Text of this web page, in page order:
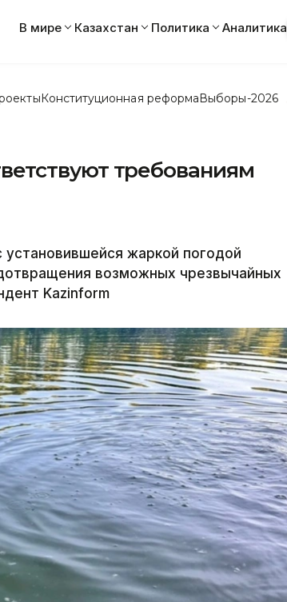
В мире Казахстан Политика Аналитика
Конституционная реформаВыборы-2026
требованиям
установившейся жаркой погодой
возможных чрезвычайных
Kazinform